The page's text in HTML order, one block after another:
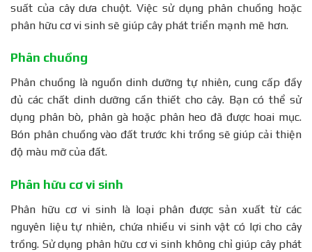
suất của cây dưa chuột. Việc sử dụng phân chuồng hoặc
phân hữu cơ vi sinh sẽ giúp cây phát triển mạnh mẽ hơn.
Phân chuồng
Phân chuồng là nguồn dinh dưỡng tự nhiên, cung cấp đầy
đủ các chất dinh dưỡng cần thiết cho cây. Bạn có thể sử
dụng phân bò, phân gà hoặc phân heo đã được hoai mục.
Bón phân chuồng vào đất trước khi trồng sẽ giúp cải thiện
độ màu mỡ của đất.
Phân hữu cơ vi sinh
Phân hữu cơ vi sinh là loại phân được sản xuất từ các
nguyên liệu tự nhiên, chứa nhiều vi sinh vật có lợi cho cây
trồng. Sử dụng phân hữu cơ vi sinh không chỉ giúp cây phát